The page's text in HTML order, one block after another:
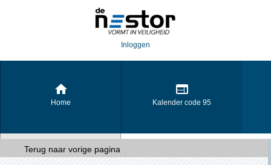
Inloggen
Home Kalender code 95
Terug naar vorige pagina